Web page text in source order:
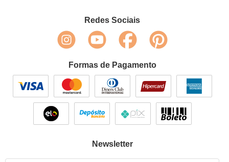
Redes Sociais
Formas de Pagamento
Newsletter